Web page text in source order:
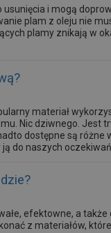
usunięcia i mogą
plam z oleju nie
plamy znikają w
materiał
Nic dziwnego. Jest
dostępne są różne
do naszych
efektowne, a
z materiałów,